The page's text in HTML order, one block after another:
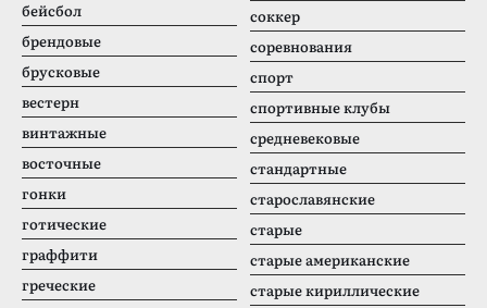
бейсбол
брендовые
брусковые
вестерн
винтажные
восточные
гонки
готические
граффити
греческие
соккер
соревнования
спорт
спортивные клубы
средневековые
стандартные
старославянские
старые
старые американские
старые кириллические